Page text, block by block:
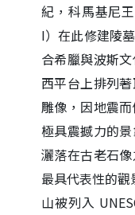
紀，科馬基尼
I）在此修建陵
合希臘與波斯
西平台上排列
雕像，因地震
極具震撼力的
灑落在古老石
最具代表性的
山被列入